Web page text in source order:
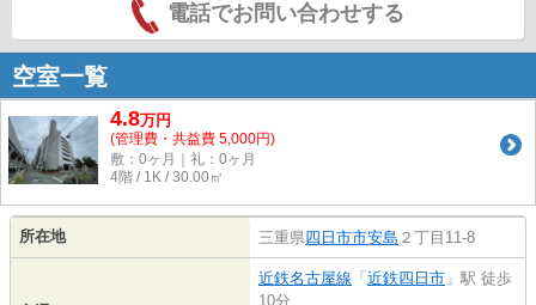
電話でお問い合わせする
空室一覧
4.8万円
(管理費・共益費 5,000円)
敷：0ヶ月｜礼：0ヶ月
4階 / 1K / 30.00㎡
所在地 三重県四日市市安島 ２丁目11-8
近鉄名古屋線 「 近鉄四日市 」駅 徒歩
10分